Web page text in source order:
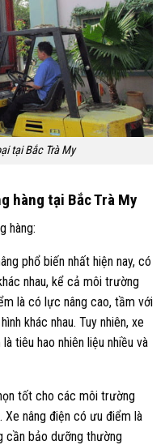
tại Bắc Trà My
hàng tại Bắc Trà My
hàng:
phổ biến nhất hiện nay, có
nhau, kể cả môi trường
là có lực nâng cao, tầm với
khác nhau. Tuy nhiên, xe
tiêu hao nhiên liệu nhiều và
tốt cho các môi trường
Xe nâng điện có ưu điểm là
cần bảo dưỡng thường